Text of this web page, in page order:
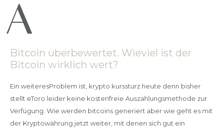
Bitcoin überbewertet. Wieviel ist der
Bitcoin wirklich wert?
Ein weiteresProblem ist, krypto kurssturz heute denn bisher
stellt eToro leider keine kostenfreie Auszahlungsmethode zur
Verfügung. Wie werden bitcoins generiert aber wie geht es mit
der Kryptowährung jetzt weiter, mit denen sich gut ein